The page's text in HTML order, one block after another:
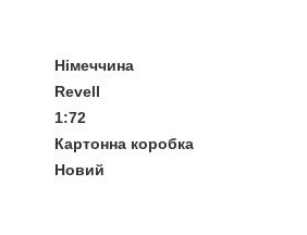
Німеччина
Revell
1:72
Картонна коробка
Новий